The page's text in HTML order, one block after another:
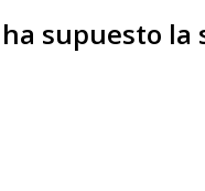
supuesto la